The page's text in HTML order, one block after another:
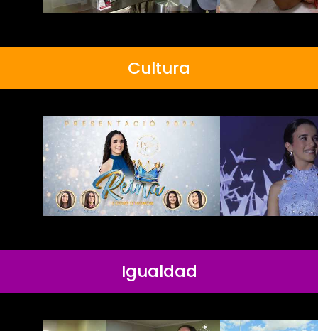
Cultura
Igualdad